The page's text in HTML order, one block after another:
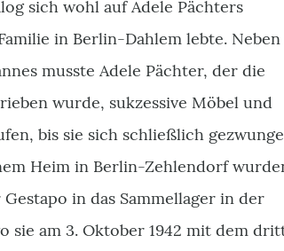
sich wohl auf Adele Pächters
in Berlin-Dahlem lebte. Neben
musste Adele Pächter, der die
wurde, sukzessive Möbel und
bis sie sich schließlich
Heim in Berlin-Zehlendorf
in das Sammellager in der
sie am 3. Oktober 1942 mit dem